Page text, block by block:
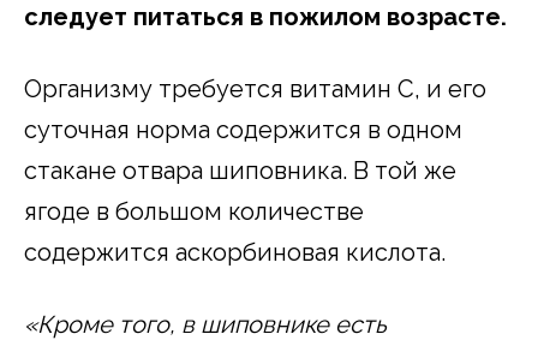
следует питаться в пожилом возрасте.
Организму требуется витамин С, и его
суточная норма содержится в одном
стакане отвара шиповника. В той же
ягоде в большом количестве
содержится аскорбиновая кислота.
«Кроме того, в шиповнике есть